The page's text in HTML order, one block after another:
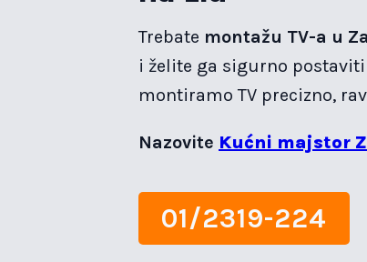
Trebate montažu TV-a u
i želite ga sigurno
montiramo TV precizno,
Nazovite Kućni majstor
01/2319-224